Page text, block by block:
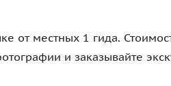
от местных 1 гида.
и заказывайте